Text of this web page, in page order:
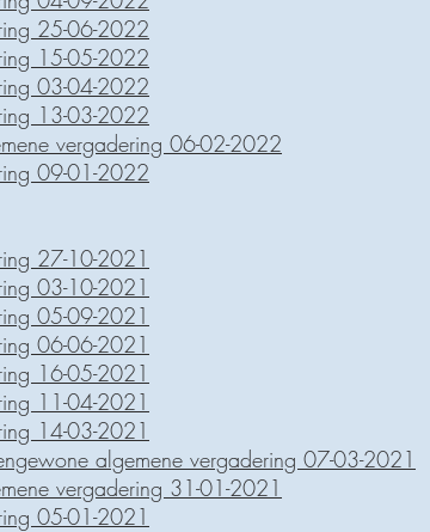
25-06-2022
15-05-2022
03-04-2022
13-03-2022
vergadering 06-02-2022
09-01-2022
27-10-2021
03-10-2021
05-09-2021
06-06-2021
16-05-2021
11-04-2021
14-03-2021
algemene vergadering 07-03-2021
vergadering 31-01-2021
05-01-2021